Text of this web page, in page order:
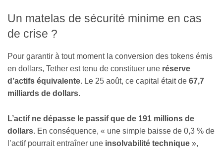
Un matelas de sécurité minime en cas
de crise ?
Pour garantir à tout moment la conversion des tokens émis
en dollars, Tether est tenu de constituer une réserve
d’actifs équivalente. Le 25 août, ce capital était de 67,7
milliards de dollars.
L’actif ne dépasse le passif que de 191 millions de
dollars. En conséquence, « une simple baisse de 0,3 % de
l’actif pourrait entraîner une insolvabilité technique »,